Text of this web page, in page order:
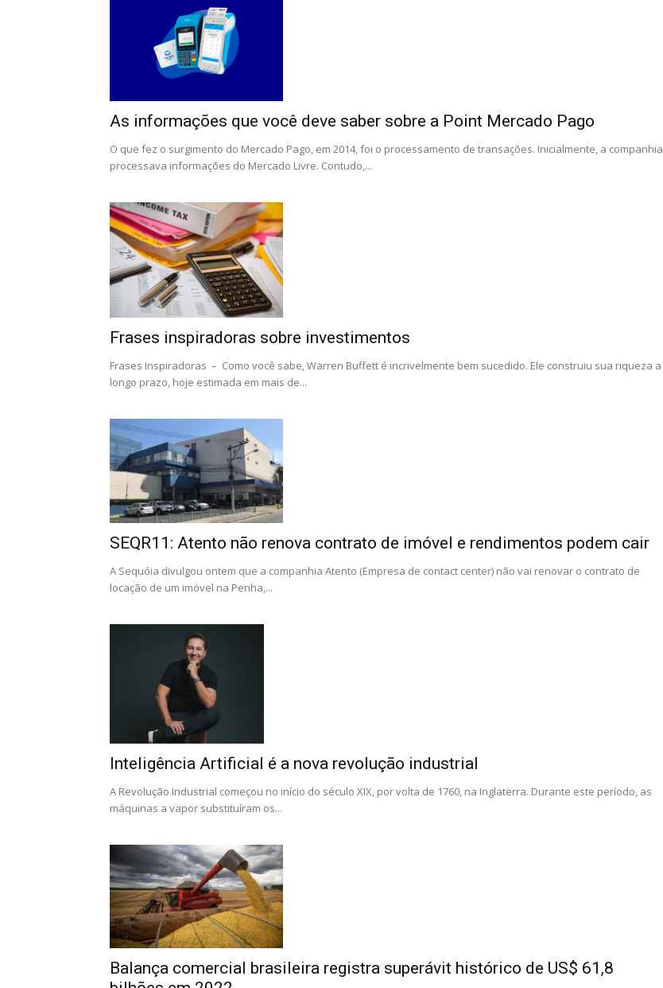
As informações que você deve saber sobre a Point Mercado Pago
O que fez o surgimento do Mercado Pago, em 2014, foi o processamento de transações. Inicialmente, a companhia
processava informações do Mercado Livre. Contudo,...
Frases inspiradoras sobre investimentos
Frases Inspiradoras – Como você sabe, Warren Buffett é incrivelmente bem sucedido. Ele construiu sua riqueza a
longo prazo, hoje estimada em mais de...
SEQR11: Atento não renova contrato de imóvel e rendimentos podem cair
A Sequóia divulgou ontem que a companhia Atento (Empresa de contact center) não vai renovar o contrato de
locação de um imóvel na Penha,...
Inteligência Artificial é a nova revolução industrial
A Revolução Industrial começou no início do século XIX, por volta de 1760, na Inglaterra. Durante este período, as
máquinas a vapor substituíram os...
Balança comercial brasileira registra superávit histórico de US$ 61,8